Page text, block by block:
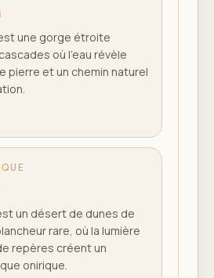
une gorge étroite
où l'eau révèle
pierre et un chemin naturel
un désert de dunes de
rare, où la lumière
repères créent un
onirique.